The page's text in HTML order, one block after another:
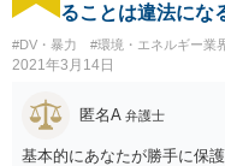
ることは違法にな
#DV・暴力 #環境・エネルギー業
2021年3月14日
匿名A 弁護士
基本的にあなたが勝手に保